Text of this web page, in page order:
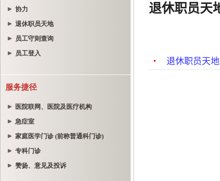
协力
退休职员天地
员工守则查询
员工登入
服务捷径
医院联网、医院及医疗机构
急症室
家庭医学门诊 (前称普通科门诊)
专科门诊
赞扬、意见及投诉